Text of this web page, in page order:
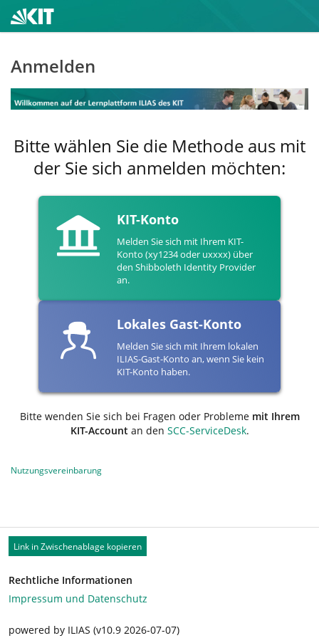
Anmelden
Bitte wählen Sie die Methode aus mit
der Sie sich anmelden möchten:
KIT-Konto
Melden Sie sich mit Ihrem KIT-
Konto (xy1234 oder uxxxx) über
den Shibboleth Identity Provider
an.
Lokales Gast-Konto
Melden Sie sich mit Ihrem lokalen
ILIAS-Gast-Konto an, wenn Sie kein
KIT-Konto haben.
Bitte wenden Sie sich bei Fragen oder Probleme mit Ihrem
KIT-Accountan den SCC-ServiceDesk.
Nutzungsvereinbarung
Link in Zwischenablage kopieren
Rechtliche Informationen
Impressum und Datenschutz
powered by ILIAS (v10.9 2026-07-07)